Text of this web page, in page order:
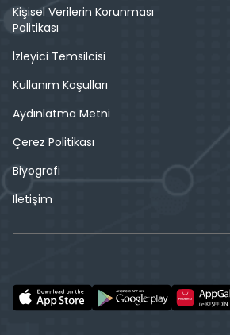
Kişisel Verilerin Korunması
Politikası
İzleyici Temsilcisi
Kullanım Koşulları
Aydınlatma Metni
Çerez Politikası
Biyografi
İletişim